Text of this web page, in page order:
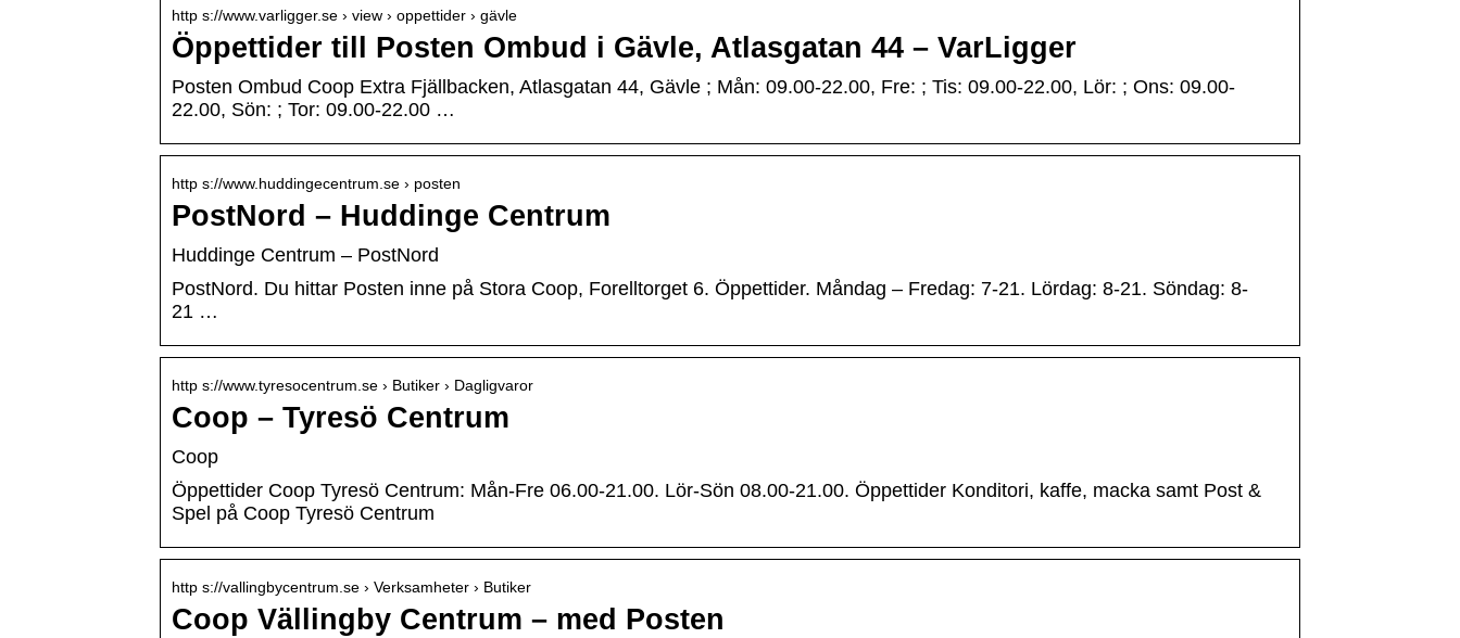
http s://www.varligger.se › view › oppettider › gävle
Öppettider till Posten Ombud i Gävle, Atlasgatan 44 – VarLigger
Posten Ombud Coop Extra Fjällbacken, Atlasgatan 44, Gävle ; Mån: 09.00-22.00, Fre: ; Tis: 09.00-22.00, Lör: ; Ons: 09.00-
22.00, Sön: ; Tor: 09.00-22.00 …
http s://www.huddingecentrum.se › posten
PostNord – Huddinge Centrum
Huddinge Centrum – PostNord
PostNord. Du hittar Posten inne på Stora Coop, Forelltorget 6. Öppettider. Måndag – Fredag: 7-21. Lördag: 8-21. Söndag: 8-
21 …
http s://www.tyresocentrum.se › Butiker › Dagligvaror
Coop – Tyresö Centrum
Coop
Öppettider Coop Tyresö Centrum: Mån-Fre 06.00-21.00. Lör-Sön 08.00-21.00. Öppettider Konditori, kaffe, macka samt Post &
Spel på Coop Tyresö Centrum
http s://vallingbycentrum.se › Verksamheter › Butiker
Coop Vällingby Centrum – med Posten